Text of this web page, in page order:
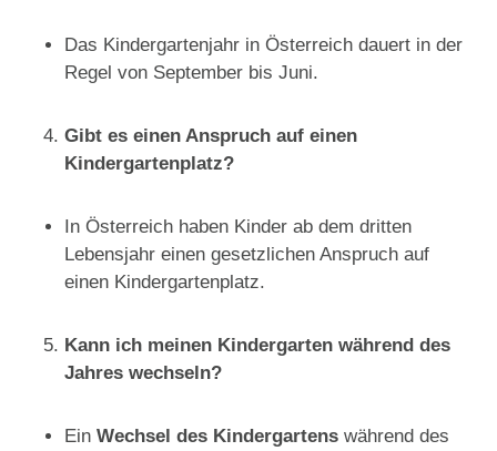
Das Kindergartenjahr in Österreich dauert in der
Regel von September bis Juni.
Gibt es einen Anspruch auf einen
Kindergartenplatz?
In Österreich haben Kinder ab dem dritten
Lebensjahr einen gesetzlichen Anspruch auf
einen Kindergartenplatz.
Kann ich meinen Kindergarten während des
Jahres wechseln?
Ein Wechsel des Kindergartens während des